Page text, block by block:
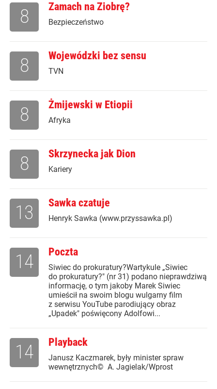
Zamach na Ziobrę?
Bezpieczeństwo
8
Wojewódzki bez sensu
TVN
8
Żmijewski w Etiopii
Afryka
8
Skrzynecka jak Dion
Kariery
8
Sawka czatuje
Henryk Sawka (www.przyssawka.pl)
13
Poczta
Siwiec do prokuratury?Wartykule „Siwiec
do prokuratury?" (nr 31) podano nieprawdziwą
informację, o tym jakoby Marek Siwiec
umieścił na swoim blogu wulgarny film
z serwisu YouTube parodiujący obraz
„Upadek" poświęcony Adolfowi...
14
Playback
Janusz Kaczmarek, były minister spraw
wewnętrznych© A. Jagielak/Wprost
14